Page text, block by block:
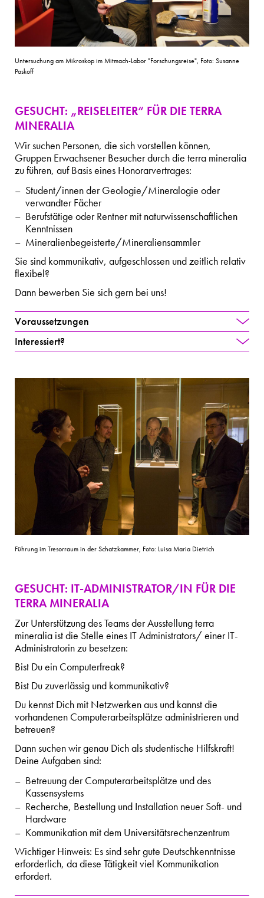
Untersuchung am Mikroskop im Mitmach-Labor "Forschungsreise", Foto: Susanne
Paskoff
GESUCHT: „REISELEITER“ FÜR DIE TERRA
MINERALIA
Wir suchen Personen, die sich vorstellen können,
Gruppen Erwachsener Besucher durch die terra mineralia
zu führen, auf Basis eines Honorarvertrages:
Student/innen der Geologie/Mineralogie oder
verwandter Fächer
Berufstätige oder Rentner mit naturwissenschaftlichen
Kenntnissen
Mineralienbegeisterte/Mineraliensammler
Sie sind kommunikativ, aufgeschlossen und zeitlich relativ
flexibel?
Dann bewerben Sie sich gern bei uns!
Voraussetzungen
Interessiert?
Führung im Tresorraum in der Schatzkammer, Foto: Luisa Maria Dietrich
GESUCHT: IT-ADMINISTRATOR/IN FÜR DIE
TERRA MINERALIA
Zur Unterstützung des Teams der Ausstellung terra
mineralia ist die Stelle eines IT Administrators/ einer IT-
Administratorin zu besetzen:
Bist Du ein Computerfreak?
Bist Du zuverlässig und kommunikativ?
Du kennst Dich mit Netzwerken aus und kannst die
vorhandenen Computerarbeitsplätze administrieren und
betreuen?
Dann suchen wir genau Dich als studentische Hilfskraft!
Deine Aufgaben sind:
Betreuung der Computerarbeitsplätze und des
Kassensystems
Recherche, Bestellung und Installation neuer Soft- und
Hardware
Kommunikation mit dem Universitätsrechenzentrum
Wichtiger Hinweis: Es sind sehr gute Deutschkenntnisse
erforderlich, da diese Tätigkeit viel Kommunikation
erfordert.